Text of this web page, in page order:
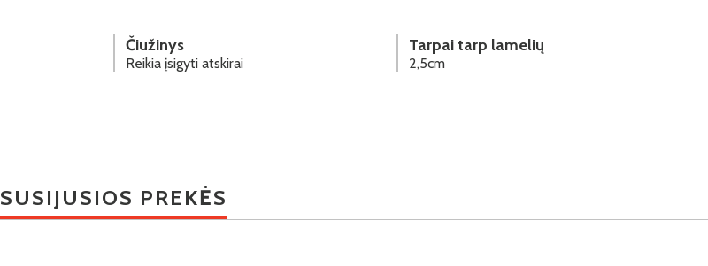
Čiužinys
Reikia įsigyti atskirai
Tarpai tarp lamelių
2,5cm
SUSIJUSIOS PREKĖS